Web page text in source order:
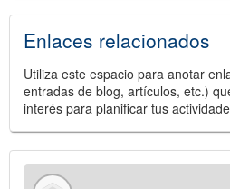
Enlaces relacionados
Utiliza este espacio para anotar
entradas de blog, artículos, etc.)
interés para planificar tus